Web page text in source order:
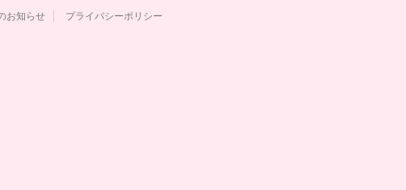
お知らせ プライバシーポリシー